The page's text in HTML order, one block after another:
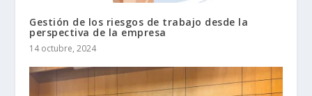
Gestión de los riesgos de trabajo desde la
perspectiva de la empresa
14 octubre, 2024